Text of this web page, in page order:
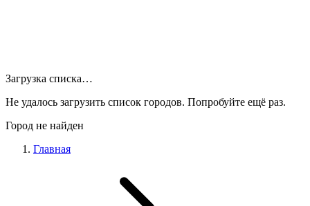
Загрузка списка…
Не удалось загрузить список городов. Попробуйте ещё раз.
Город не найден
Главная